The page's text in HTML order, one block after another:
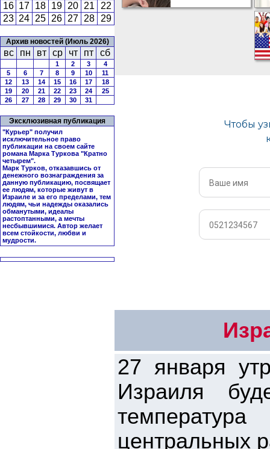
16 17 18 19 20 21
22
23 24 25 26 27 28 29
Архив новостей (Июль 2026)
вс пн вт ср чт пт сб
1 2 3
4
5
6 7 8 9 10
11
12
13 14 15 16 17
18
19
20 21 22 23 24
25
26
27 28 29 30 31
Эксклюзивная публикация
"Курьер" получил
исключительное право
публикации на своем сайте
романа Марка Туркова "Кратно
четырем".
Марк Турков, отказавшись от
денежного вознаграждения за
данную публикацию, посвящает
ее людям, которые живут в
Израиле и за его пределами, тем
людям, чьи надежды оказались
обманутыми, идеалы
растоптанными, а мечты
несбывшимися. Автор желает
всем стойкости, любви и
мудрости.
27 января
Израиля
центральных